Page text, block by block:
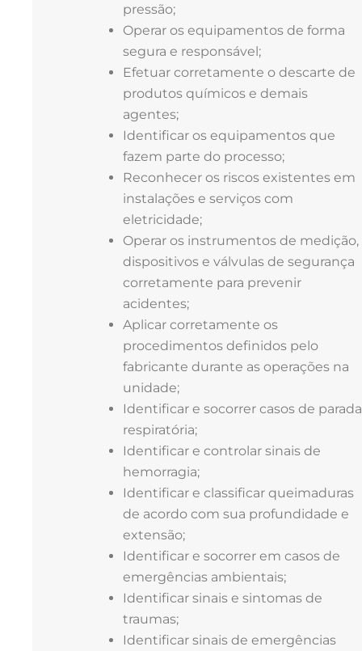
pressão;
Operar os equipamentos de forma
segura e responsável;
Efetuar corretamente o descarte de
produtos químicos e demais
agentes;
Identificar os equipamentos que
fazem parte do processo;
Reconhecer os riscos existentes em
instalações e serviços com
eletricidade;
Operar os instrumentos de medição,
dispositivos e válvulas de segurança
corretamente para prevenir
acidentes;
Aplicar corretamente os
procedimentos definidos pelo
fabricante durante as operações na
unidade;
Identificar e socorrer casos de parada
respiratória;
Identificar e controlar sinais de
hemorragia;
Identificar e classificar queimaduras
de acordo com sua profundidade e
extensão;
Identificar e socorrer em casos de
emergências ambientais;
Identificar sinais e sintomas de
traumas;
Identificar sinais de emergências